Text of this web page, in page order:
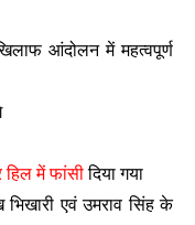
आंदोलन में महत्वपूर्ण
हिल में फांसी दिया गया
एवं उमराव सिंह के